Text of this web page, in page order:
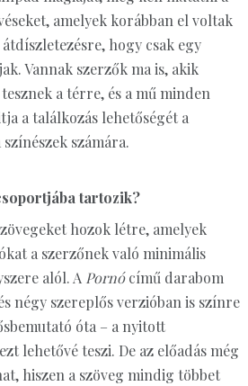
amelyek korábban el voltak
hogy csak egy
Vannak szerzők ma is, akik
a térre, és a mű minden
a találkozás lehetőségét a
számára.
tartozik?
hozok létre, amelyek
a szerzőnek való minimális
alól. A Pornócímű darabom
négy szereplős verzióban is színre
óta – a nyitott
lehetővé teszi. De az előadás még
hiszen a szöveg mindig többet